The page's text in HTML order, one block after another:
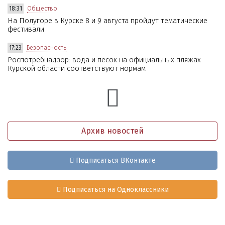
18:31 Общество
На Полугоре в Курске 8 и 9 августа пройдут тематические
фестивали
17:23 Безопасность
Роспотребнадзор: вода и песок на официальных пляжах
Курской области соответствуют нормам
Архив новостей
Подписаться ВКонтакте
Подписаться на Одноклассники